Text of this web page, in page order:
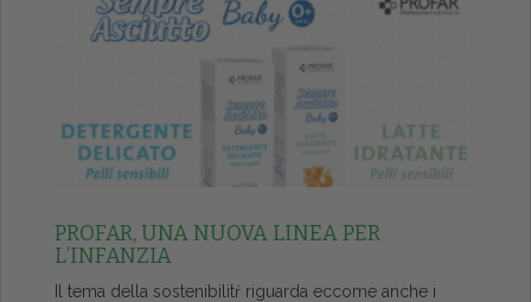
PROFAR, UNA NUOVA LINEA PER
L’INFANZIA
Il tema della sostenibilitŕ riguarda eccome anche i